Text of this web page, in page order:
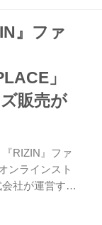
最後まで倒し
のですけど、
たのでそこは
ストは30秒近
ました。 海
たのですけど
りになったり
』ファ
」
販売が
RIZIN』ファ
ンラインスト
社が運営する
際発送が可能